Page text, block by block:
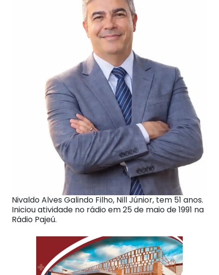
Nivaldo Alves Galindo Filho, Nill Júnior, tem 51 anos.
Iniciou atividade no rádio em 25 de maio de 1991 na
Rádio Pajeú.